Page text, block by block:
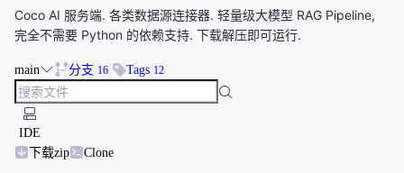
Coco AI 服务端. 各类数据源连接器. 轻量级大模型 RAG Pipeline,
完全不需要 Python 的依赖支持. 下载解压即可运行.
main 分支 16 Tags 12
IDE
下载zip
Clone